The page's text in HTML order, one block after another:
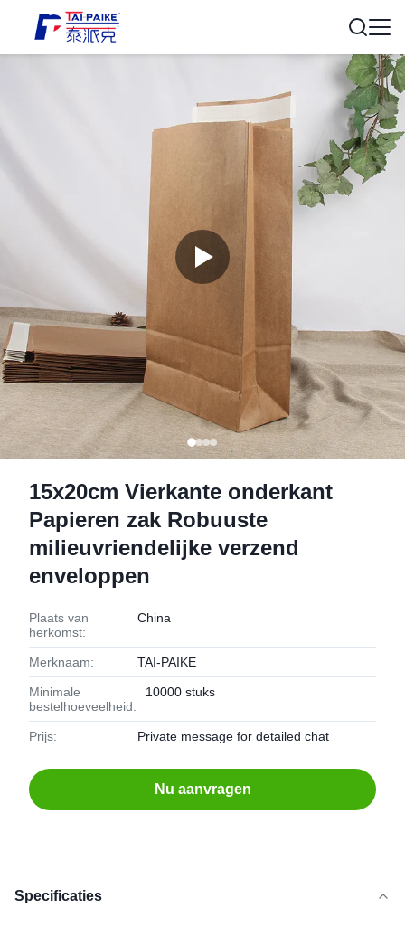
15x20cm Vierkante onderkant
Papieren zak Robuuste
milieuvriendelijke verzend
enveloppen
Plaats van
herkomst:
China
Merknaam: TAI-PAIKE
Minimale
bestelhoeveelheid:
10000 stuks
Prijs: Private message for detailed chat
Nu aanvragen
Specificaties